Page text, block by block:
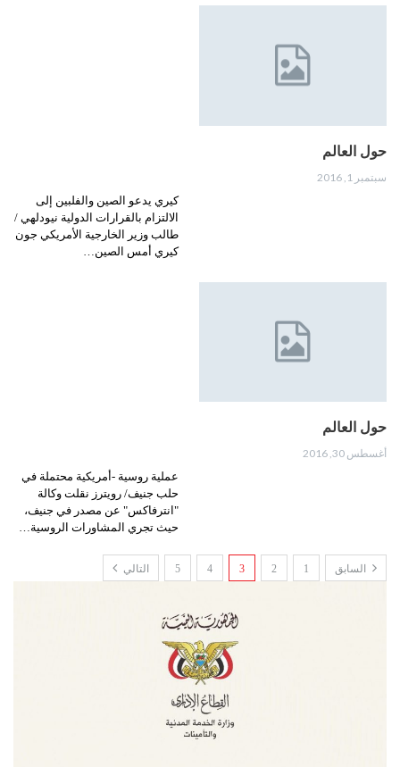
حول العالم
سبتمبر 1, 2016
كيري يدعو الصين والفلبين إلى
الالتزام بالقرارات الدولية نيودلهي /
طالب وزير الخارجية الأمريكي جون
كيري أمس الصين…
حول العالم
أغسطس 30, 2016
عملية روسية -أمريكية محتملة في
حلب جنيف/ رويترز نقلت وكالة
"انترفاكس" عن مصدر في جنيف،
حيث تجري المشاورات الروسية…
السابق 1
2
3
4
5 التالي